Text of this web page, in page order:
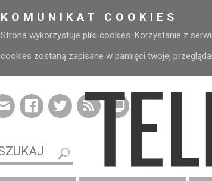
KOMUNIKAT COOKIES
Strona wykorzystuje pliki cookies. Korzystanie z
cookies zostaną zapisane w pamięci twojej